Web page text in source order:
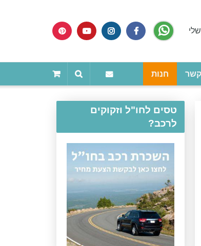
קשר חנות
טסים לחו"ל וזקוקים
לרכב?